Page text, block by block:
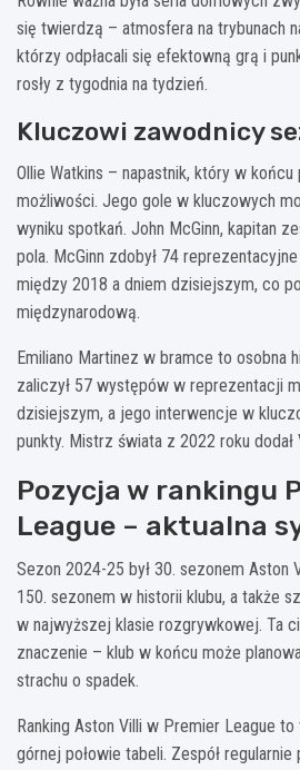
się twierdzą – atmosfera na trybunach
którzy odpłacali się efektowną grą i
rosły z tygodnia na tydzień.
Kluczowi zawodnicy
Ollie Watkins – napastnik, który w końcu
możliwości. Jego gole w kluczowych
wyniku spotkań. John McGinn, kapitan
pola. McGinn zdobył 74
między 2018 a dniem dzisiejszym, co
międzynarodową.
Emiliano Martinez w bramce to osobna
zaliczył 57 występów w reprezentacji
dzisiejszym, a jego interwencje w
punkty. Mistrz świata z 2022 roku
Pozycja w rankingu
League – aktualna
Sezon 2024-25 był 30. sezonem Aston
150. sezonem w historii klubu, a także
w najwyższej klasie rozgrywkowej. Ta
znaczenie – klub w końcu może
strachu o spadek.
Ranking Aston Villi w Premier League
górnej połowie tabeli. Zespół